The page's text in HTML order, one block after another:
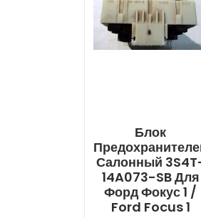
Блок
Салонный
14A073-SB Для
Форд Фокус 1 /
Ford Focus 1